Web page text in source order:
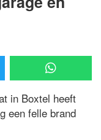
in Boxtel heeft
een felle brand